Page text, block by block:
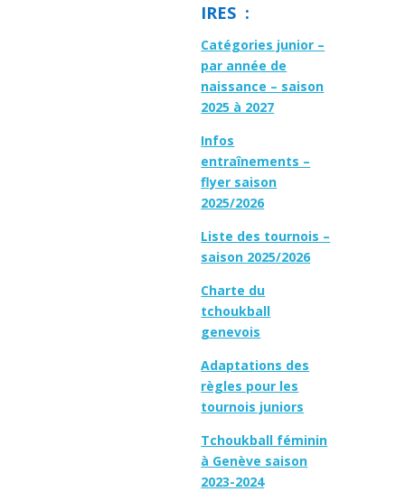
IRES :
Catégories junior –
par année de
naissance – saison
2025 à 2027
Infos
entraînements –
flyer saison
2025/2026
Liste des tournois –
saison 2025/2026
Charte du
tchoukball
genevois
Adaptations des
règles pour les
tournois juniors
Tchoukball féminin
à Genève saison
2023-2024